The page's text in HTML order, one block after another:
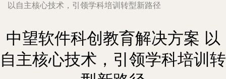
以自主核心技术，引领学科培训转型新路径
中望软件科创教育解决方案 以
自主核心技术，引领学科培训转